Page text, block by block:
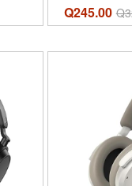
Q245.00 Q